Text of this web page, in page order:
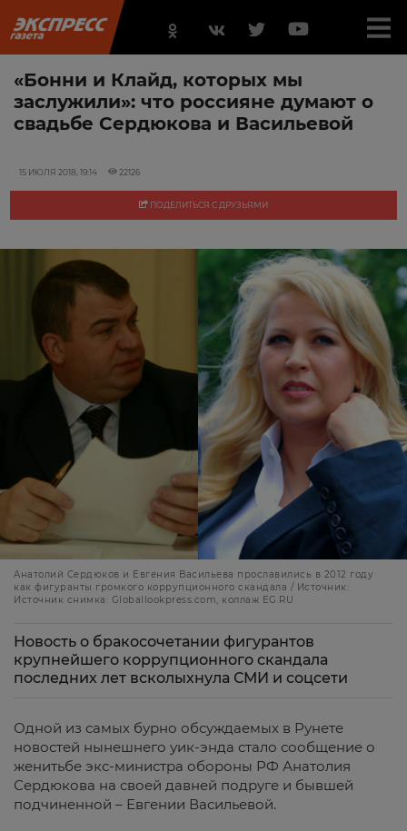
«Бонни и Клайд, которых мы
заслужили»: что россияне думают о
свадьбе Сердюкова и Васильевой
15 ИЮЛЯ 2018, 19:14 22126
ПОДЕЛИТЬСЯ С ДРУЗЬЯМИ
Анатолий Сердюков и Евгения Васильева прославились в 2012 году
как фигуранты громкого коррупционного скандала / Источник:
Источник снимка: Globallookpress.com, коллаж EG.RU
Новость о бракосочетании фигурантов
крупнейшего коррупционного скандала
последних лет всколыхнула СМИ и соцсети
Одной из самых бурно обсуждаемых в Рунете
новостей нынешнего уик-энда стало сообщение о
женитьбе экс-министра обороны РФ Анатолия
Сердюкова на своей давней подруге и бывшей
подчиненной – Евгении Васильевой.